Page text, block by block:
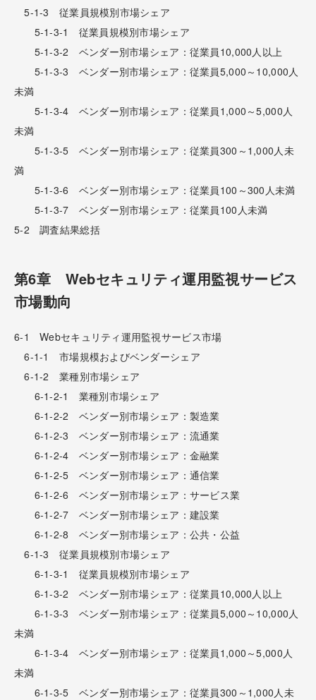
5-1-3 従業員規模別市場シェア
5-1-3-1 従業員規模別市場シェア
5-1-3-2 ベンダー別市場シェア：従業員10,000人以上
5-1-3-3 ベンダー別市場シェア：従業員5,000～10,000人
未満
5-1-3-4 ベンダー別市場シェア：従業員1,000～5,000人
未満
5-1-3-5 ベンダー別市場シェア：従業員300～1,000人未
満
5-1-3-6 ベンダー別市場シェア：従業員100～300人未満
5-1-3-7 ベンダー別市場シェア：従業員100人未満
5-2 調査結果総括
第6章 Webセキュリティ運用監視サービス
市場動向
6-1 Webセキュリティ運用監視サービス市場
6-1-1 市場規模およびベンダーシェア
6-1-2 業種別市場シェア
6-1-2-1 業種別市場シェア
6-1-2-2 ベンダー別市場シェア：製造業
6-1-2-3 ベンダー別市場シェア：流通業
6-1-2-4 ベンダー別市場シェア：金融業
6-1-2-5 ベンダー別市場シェア：通信業
6-1-2-6 ベンダー別市場シェア：サービス業
6-1-2-7 ベンダー別市場シェア：建設業
6-1-2-8 ベンダー別市場シェア：公共・公益
6-1-3 従業員規模別市場シェア
6-1-3-1 従業員規模別市場シェア
6-1-3-2 ベンダー別市場シェア：従業員10,000人以上
6-1-3-3 ベンダー別市場シェア：従業員5,000～10,000人
未満
6-1-3-4 ベンダー別市場シェア：従業員1,000～5,000人
未満
6-1-3-5 ベンダー別市場シェア：従業員300～1,000人未